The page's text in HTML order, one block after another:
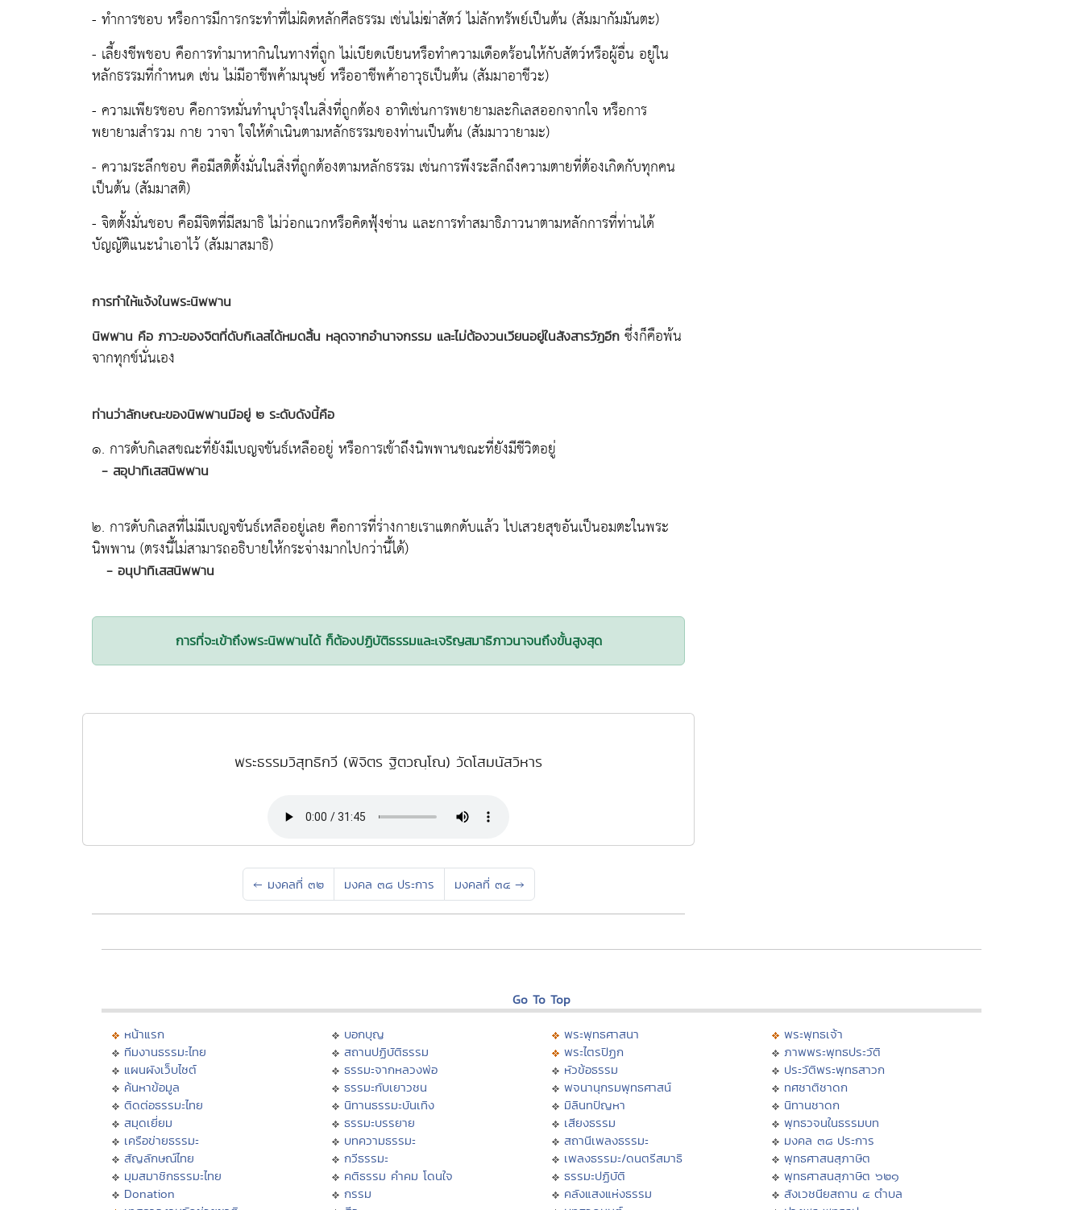
- ทำการชอบ หรือการมีการกระทำที่ไม่ผิดหลักศีลธรรม เช่นไม่ฆ่าสัตว์ ไม่ลักทรัพย์เป็นต้น (สัมมากัมมันตะ)
- เลี้ยงชีพชอบ คือการทำมาหากินในทางที่ถูก ไม่เบียดเบียนหรือทำความเดือดร้อนให้กับสัตว์หรือผู้อื่น อยู่ใน
หลักธรรมที่กำหนด เช่น ไม่มีอาชีพค้ามนุษย์ หรืออาชีพค้าอาวุธเป็นต้น (สัมมาอาชีวะ)
- ความเพียรชอบ คือการหมั่นทำนุบำรุงในสิ่งที่ถูกต้อง อาทิเช่นการพยายามละกิเลสออกจากใจ หรือการ
พยายามสำรวม กาย วาจา ใจให้ดำเนินตามหลักธรรมของท่านเป็นต้น (สัมมาวายามะ)
- ความระลึกชอบ คือมีสติตั้งมั่นในสิ่งที่ถูกต้องตามหลักธรรม เช่นการพึงระลึกถึงความตายที่ต้องเกิดกับทุกคน
เป็นต้น (สัมมาสติ)
- จิตตั้งมั่นชอบ คือมีจิตที่มีสมาธิ ไม่ว่อกแวกหรือคิดฟุ้งซ่าน และการทำสมาธิภาวนาตามหลักการที่ท่านได้
บัญญัติแนะนำเอาไว้ (สัมมาสมาธิ)
การทำให้แจ้งในพระนิพพาน
นิพพาน คือ ภาวะของจิตที่ดับกิเลสได้หมดสิ้น หลุดจากอำนาจกรรม และไม่ต้องวนเวียนอยู่ในสังสารวัฏอีก ซึ่งก็คือพ้น
จากทุกข์นั่นเอง
ท่านว่าลักษณะของนิพพานมีอยู่ ๒ ระดับดังนี้คือ
๑. การดับกิเลสขณะที่ยังมีเบญจขันธ์เหลืออยู่ หรือการเข้าถึงนิพพานขณะที่ยังมีชีวิตอยู่
- สอุปาทิเสสนิพพาน
๒. การดับกิเลสที่ไม่มีเบญจขันธ์เหลืออยู่เลย คือการที่ร่างกายเราแตกดับแล้ว ไปเสวยสุขอันเป็นอมตะในพระ
นิพพาน (ตรงนี้ไม่สามารถอธิบายให้กระจ่างมากไปกว่านี้ได้)
- อนุปาทิเสสนิพพาน
การที่จะเข้าถึงพระนิพพานได้ ก็ต้องปฏิบัติธรรมและเจริญสมาธิภาวนาจนถึงขั้นสูงสุด
พระธรรมวิสุทธิกวี (พิจิตร ฐิตวณฺโณ) วัดโสมนัสวิหาร
← มงคลที่ ๓๒ มงคล ๓๘ ประการ มงคลที่ ๓๔ →
Go To Top
หน้าแรก
ทีมงานธรรมะไทย
แผนผังเว็บไซต์
ค้นหาข้อมูล
ติดต่อธรรมะไทย
สมุดเยี่ยม
เครือข่ายธรรมะ
สัญลักษณ์ไทย
มุมสมาชิกธรรมะไทย
Donation
บอกบุญ
สถานปฏิบัติธรรม
ธรรมะจากหลวงพ่อ
ธรรมะกับเยาวชน
นิทานธรรมะบันเทิง
ธรรมะบรรยาย
บทความธรรมะ
กวีธรรมะ
คติธรรม คำคม โดนใจ
กรรม
พระพุทธศาสนา
พระไตรปิฏก
หัวข้อธรรม
พจนานุกรมพุทธศาสน์
มิลินทปัญหา
เสียงธรรม
สถานีเพลงธรรมะ
เพลงธรรมะ/ดนตรีสมาธิ
ธรรมะปฏิบัติ
คลังแสงแห่งธรรม
พระพุทธเจ้า
ภาพพระพุทธประวัติ
ประวัติพระพุทธสาวก
ทศชาติชาดก
นิทานชาดก
พุทธวจนในธรรมบท
มงคล ๓๘ ประการ
พุทธศาสนสุภาษิต
พุทธศาสนสุภาษิต ๖๒๑
สังเวชนียสถาน ๔ ตำบล